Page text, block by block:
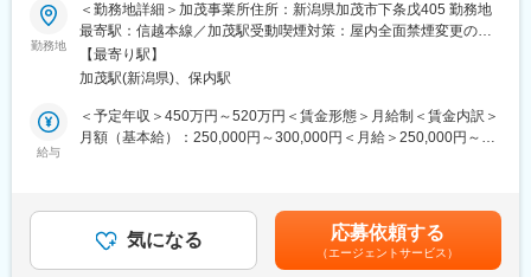
・フルフレックス
・残業ほぼ０時間※夜間の呼出しや泊まり込みなし
（残業０時間を徹底しており、万が一残業が発生した場合も残業
再発防止策を上長に報告します）
※休日は、取引先の日産やトヨタと同様に設けられています
・社宅制度有
1920年に石川工業所として、菊富士マークの銅瓦版の製造を開始
し、1933年より熱間鍛造製品の製造販売を行ってきました。2017
年1月からはシンニッタングループの一員として、新たな一歩を踏
■業務内容
船舶・鉄道車両・建設機械等の動力伝達装置を開発・製造する当
社にて、社内情報システムの設計・開発・保守等を担当して頂き
ます。
■詳細
応）
・ＩＴ資産管理、情報セキュリティ対策
勤務地
＜勤務地詳細＞加茂事業所住所：新潟県加茂市下条戊405 勤務地
最寄駅：信越本線／加茂駅受動喫煙対策：屋内全面禁煙変更の範
囲：会社の定める事業所
【最寄り駅】
加茂駅(新潟県)、保内駅
給与
＜予定年収＞450万円～520万円＜賃金形態＞月給制＜賃金内訳＞
月額（基本給）：250,000円～300,000円＜月給＞250,000円～
あり、選考を通じて上下する可能性があります。月給(月額)は固定
手当を含めた表記です。
気になる 応募依頼する
（エージェントサービス）